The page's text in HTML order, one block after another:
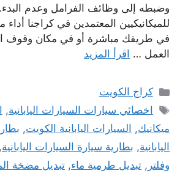
وضبطه إلى وظائف الفرامل وعدم
للميكانيكيين المعتمدين في كراجنا
في طريقك مباشرة أو في مكان وقوف
العمل … اقرأ المزيد
التصنيفات
كراج الكويت
الوسوم
اخصائي سيارات السيارات اليابانية,
ميكانيك, السيارات اليابانية الكويت,
اليابانية, بطارية سيارة السيارات اليابانية,
وفلتر , تبديل طرمية ماء, تبديل مضخة